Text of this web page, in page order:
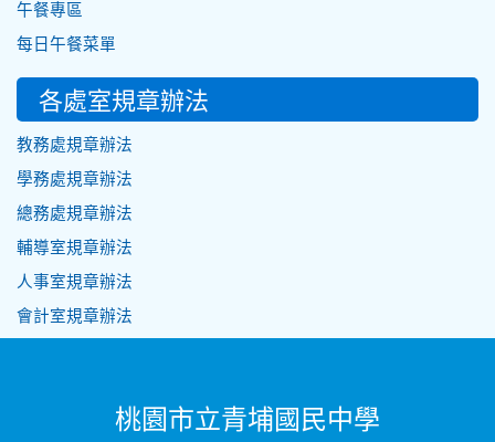
午餐專區
每日午餐菜單
各處室規章辦法
教務處規章辦法
學務處規章辦法
總務處規章辦法
輔導室規章辦法
人事室規章辦法
會計室規章辦法
桃園市立青埔國民中學